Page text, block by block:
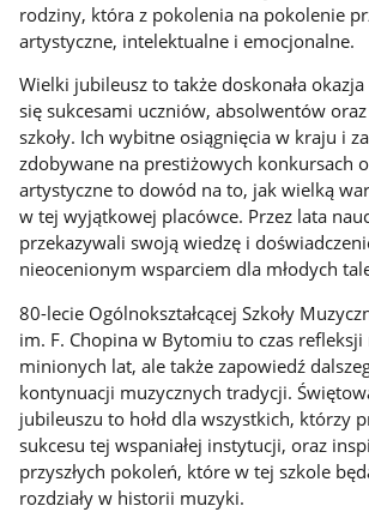
rodziny, która z pokolenia na pokolenie
artystyczne, intelektualne i emocjonalne.
Wielki jubileusz to także doskonała
się sukcesami uczniów, absolwentów
szkoły. Ich wybitne osiągnięcia w kraju i
zdobywane na prestiżowych konkursach
artystyczne to dowód na to, jak wielką
w tej wyjątkowej placówce. Przez lata
przekazywali swoją wiedzę i
nieocenionym wsparciem dla młodych
80-lecie Ogólnokształcącej Szkoły
im. F. Chopina w Bytomiu to czas
minionych lat, ale także zapowiedź
kontynuacji muzycznych tradycji.
jubileuszu to hołd dla wszystkich, którzy
sukcesu tej wspaniałej instytucji, oraz
przyszłych pokoleń, które w tej szkole
rozdziały w historii muzyki.